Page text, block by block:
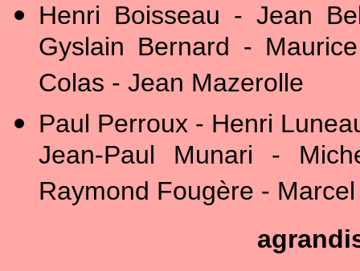
Henri Boisseau - Jean
Gyslain Bernard -
Colas - Jean Mazerolle
Paul Perroux - Henri
Jean-Paul Munari -
Raymond Fougère -